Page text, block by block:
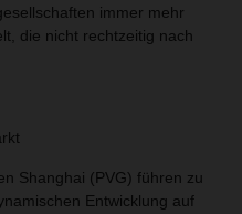
immer mehr
die nicht rechtzeitig nach
Shanghai (PVG) führen zu
Entwicklung auf